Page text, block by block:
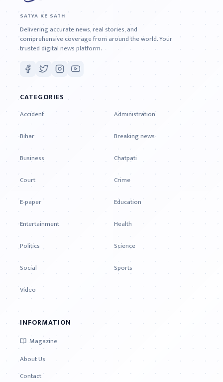
SATYA KE SATH
Delivering accurate news, real stories, and
comprehensive coverage from around the world. Your
trusted digital news platform.
CATEGORIES
Accident
Administration
Bihar
Breaking news
Business
Chatpati
Court
Crime
E-paper
Education
Entertainment
Health
Politics
Science
Social
Sports
Video
INFORMATION
Magazine
About Us
Contact